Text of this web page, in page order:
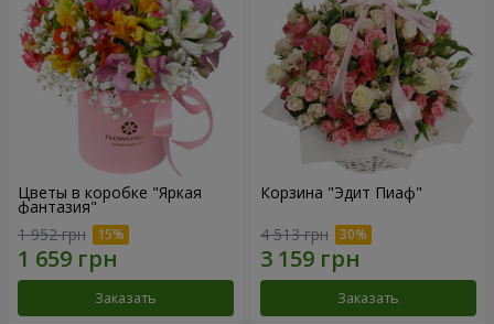
Цветы в коробке "Яркая
фантазия"
1 952 грн
Заказать
Корзина "Эдит Пиаф"
4 513 грн
Заказать